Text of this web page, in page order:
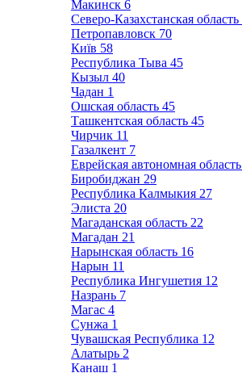
Макинск 6
Северо-Казахстанская область
Петропавловск 70
Київ 58
Республика Тыва 45
Кызыл 40
Чадан 1
Ошская область 45
Ташкентская область 45
Чирчик 11
Газалкент 7
Еврейская автономная область
Биробиджан 29
Республика Калмыкия 27
Элиста 20
Магаданская область 22
Магадан 21
Нарынская область 16
Нарын 11
Республика Ингушетия 12
Назрань 7
Магас 4
Сунжа 1
Чувашская Республика 12
Алатырь 2
Канаш 1